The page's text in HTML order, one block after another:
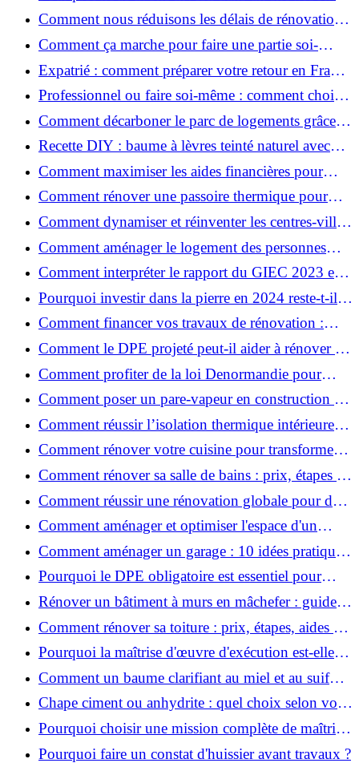
atelier et ce que cela apporte aux clients
Comment nous réduisons les délais de rénovation à
3 mois au lieu de 6?
Comment ça marche pour faire une partie soi-
même et nous confier le reste ?
Expatrié : comment préparer votre retour en France
et rénover votre bien à distance ?
Professionnel ou faire soi-même : comment choisir
pour votre rénovation ?
Comment décarboner le parc de logements grâce à
la rénovation énergétique ?
Recette DIY : baume à lèvres teinté naturel avec
SPF
Comment maximiser les aides financières pour
votre rénovation ?
Comment rénover une passoire thermique pour
une maison durable ?
Comment dynamiser et réinventer les centres-villes
avec Action Cœur de Ville ?
Comment aménager le logement des personnes
âgées et obtenir des aides financières ?
Comment interpréter le rapport du GIEC 2023 et
en retenir l'essentiel ?
Pourquoi investir dans la pierre en 2024 reste-t-il
un choix sûr ?
Comment financer vos travaux de rénovation :
aides, prêts et solutions pratiques ?
Comment le DPE projeté peut-il aider à rénover et
valoriser votre bien ?
Comment profiter de la loi Denormandie pour
investir dans l'ancien et défiscaliser ?
Comment poser un pare-vapeur en construction et
rénovation : rôle et erreurs à éviter?
Comment réussir l’isolation thermique intérieure
pour une maison économe en énergie ?
Comment rénover votre cuisine pour transformer
votre espace de vie ?
Comment rénover sa salle de bains : prix, étapes et
astuces ?
Comment réussir une rénovation globale pour des
économies et un confort durables?
Comment aménager et optimiser l'espace d'un
studio : 10 astuces pratiques ?
Comment aménager un garage : 10 idées pratiques
et efficaces ?
Pourquoi le DPE obligatoire est essentiel pour
vendre ou louer un bien ?
Rénover un bâtiment à murs en mâchefer : guide
pratique et solutions
Comment rénover sa toiture : prix, étapes, aides et
réglementation ?
Pourquoi la maîtrise d'œuvre d'exécution est-elle
indispensable pour vos chantiers ?
Comment un baume clarifiant au miel et au suif
peut-il purifier la peau ?
Chape ciment ou anhydrite : quel choix selon votre
projet ?
Pourquoi choisir une mission complète de maîtrise
d’œuvre pour réussir vos projets?
Pourquoi faire un constat d'huissier avant travaux ?